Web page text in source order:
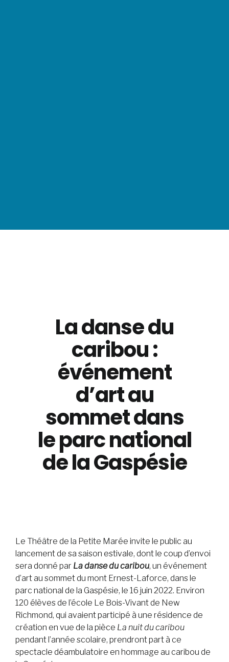
La danse du
caribou :
événement
d’art au
sommet dans
le parc national
de la Gaspésie
Le Théâtre de la Petite Marée invite le public au
lancement de sa saison estivale, dont le coup d’envoi
sera donné par La danse du caribou, un événement
d’art au sommet du mont Ernest-Laforce, dans le
parc national de la Gaspésie, le 16 juin 2022. Environ
120 élèves de l’école Le Bois-Vivant de New
Richmond, qui avaient participé à une résidence de
création en vue de la pièce La nuit du caribou
pendant l’année scolaire, prendront part à ce
spectacle déambulatoire en hommage au caribou de